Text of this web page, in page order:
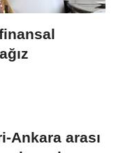
Ankara arası